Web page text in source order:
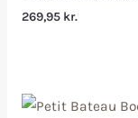
269,95 kr.